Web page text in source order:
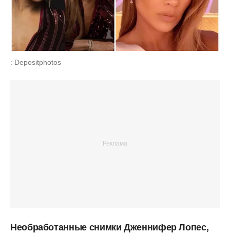
: Depositphotos
Необработанные снимки Дженнифер Лопес,